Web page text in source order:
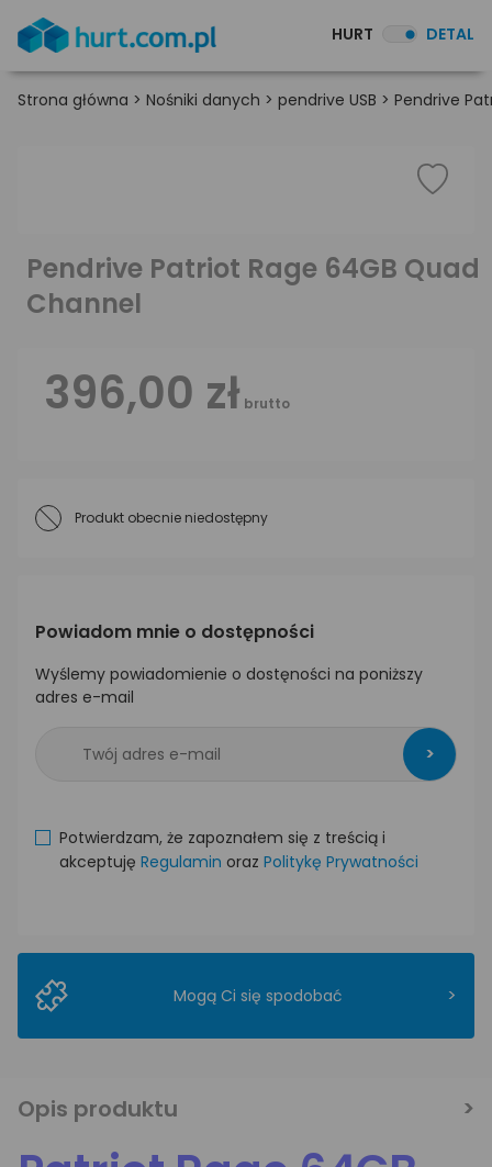
HURT DETAL
Strona główna > Nośniki danych > pendrive USB > Pendrive
Pendrive Patriot Rage 64GB Quad
Channel
396,00 zł brutto
Produkt obecnie niedostępny
Powiadom mnie o dostępności
Wyślemy powiadomienie o dostęności na poniższy
adres e-mail
>
Potwierdzam, że zapoznałem się z treścią i
akceptuję Regulamin oraz Politykę Prywatności
Mogą Ci się spodobać >
Opis produktu